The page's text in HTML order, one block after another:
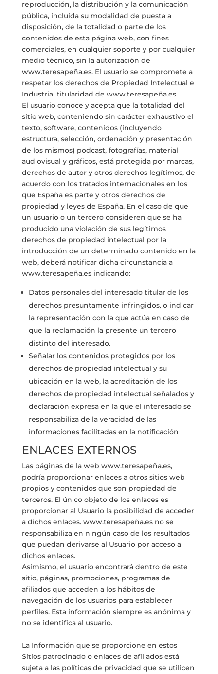
reproducción, la distribución y la comunicación
pública, incluida su modalidad de puesta a
disposición, de la totalidad o parte de los
contenidos de esta página web, con fines
comerciales, en cualquier soporte y por cualquier
medio técnico, sin la autorización de
www.teresapeña.es. El usuario se compromete a
respetar los derechos de Propiedad Intelectual e
Industrial titularidad de www.teresapeña.es.
El usuario conoce y acepta que la totalidad del
sitio web, conteniendo sin carácter exhaustivo el
texto, software, contenidos (incluyendo
estructura, selección, ordenación y presentación
de los mismos) podcast, fotografías, material
audiovisual y gráficos, está protegida por marcas,
derechos de autor y otros derechos legítimos, de
acuerdo con los tratados internacionales en los
que España es parte y otros derechos de
propiedad y leyes de España. En el caso de que
un usuario o un tercero consideren que se ha
producido una violación de sus legítimos
derechos de propiedad intelectual por la
introducción de un determinado contenido en la
web, deberá notificar dicha circunstancia a
www.teresapeña.es indicando:
Datos personales del interesado titular de los
derechos presuntamente infringidos, o indicar
la representación con la que actúa en caso de
que la reclamación la presente un tercero
distinto del interesado.
Señalar los contenidos protegidos por los
derechos de propiedad intelectual y su
ubicación en la web, la acreditación de los
derechos de propiedad intelectual señalados y
declaración expresa en la que el interesado se
responsabiliza de la veracidad de las
informaciones facilitadas en la notificación
ENLACES EXTERNOS
Las páginas de la web www.teresapeña.es,
podría proporcionar enlaces a otros sitios web
propios y contenidos que son propiedad de
terceros. El único objeto de los enlaces es
proporcionar al Usuario la posibilidad de acceder
a dichos enlaces. www.teresapeña.es no se
responsabiliza en ningún caso de los resultados
que puedan derivarse al Usuario por acceso a
dichos enlaces.
Asimismo, el usuario encontrará dentro de este
sitio, páginas, promociones, programas de
afiliados que acceden a los hábitos de
navegación de los usuarios para establecer
perfiles. Esta información siempre es anónima y
no se identifica al usuario.
La Información que se proporcione en estos
Sitios patrocinado o enlaces de afiliados está
sujeta a las políticas de privacidad que se utilicen